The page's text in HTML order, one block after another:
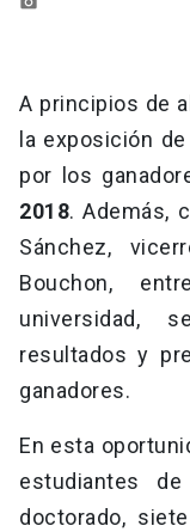
A principios de
la exposición
por los
2018. Además,
Sánchez,
Bouchon,
universidad,
resultados y
ganadores.
En esta
estudiantes
doctorado,